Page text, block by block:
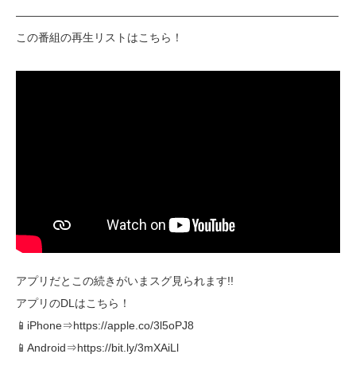
―――――――――――――――――――――――――――――
この番組の再生リストはこちら！
アプリだとこの続きがいまスグ見られます!!
アプリのDLはこちら！
📱iPhone⇒https://apple.co/3l5oPJ8
📱Android⇒https://bit.ly/3mXAiLl